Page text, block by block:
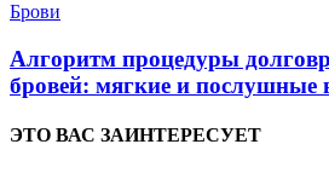
Брови
Алгоритм процедуры
бровей: мягкие и послушные
ЭТО ВАС ЗАИНТЕРЕСУЕТ